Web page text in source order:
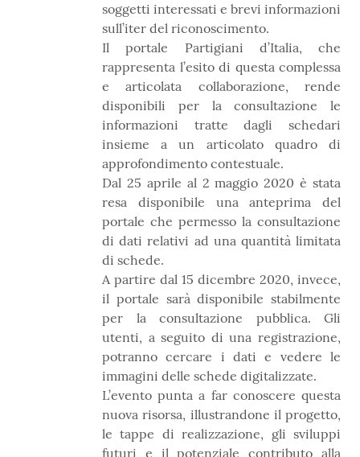
soggetti interessati e brevi informazioni
sull’iter del riconoscimento.
Il portale Partigiani d’Italia, che
rappresenta l’esito di questa complessa
e articolata collaborazione, rende
disponibili per la consultazione le
informazioni tratte dagli schedari
insieme a un articolato quadro di
approfondimento contestuale.
Dal 25 aprile al 2 maggio 2020 è stata
resa disponibile una anteprima del
portale che permesso la consultazione
di dati relativi ad una quantità limitata
di schede.
A partire dal 15 dicembre 2020, invece,
il portale sarà disponibile stabilmente
per la consultazione pubblica. Gli
utenti, a seguito di una registrazione,
potranno cercare i dati e vedere le
immagini delle schede digitalizzate.
L’evento punta a far conoscere questa
nuova risorsa, illustrandone il progetto,
le tappe di realizzazione, gli sviluppi
futuri e il potenziale contributo alla